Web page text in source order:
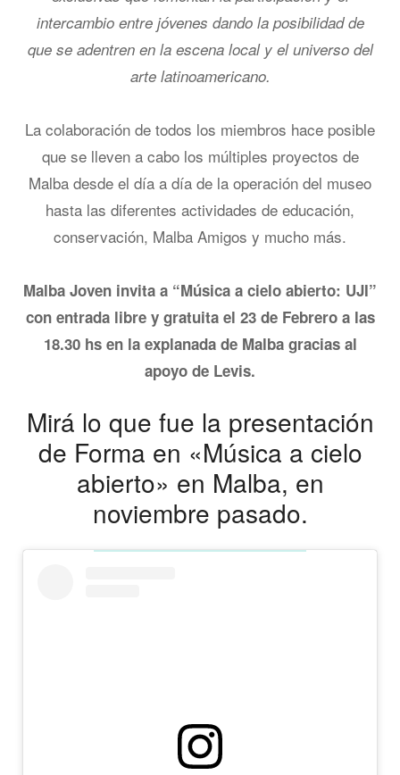
intercambio entre jóvenes dando la posibilidad de
que se adentren en la escena local y el universo del
arte latinoamericano.
La colaboración de todos los miembros hace posible
que se lleven a cabo los múltiples proyectos de
Malba desde el día a día de la operación del museo
hasta las diferentes actividades de educación,
conservación, Malba Amigos y mucho más.
Malba Joven invita a “Música a cielo abierto: UJI”
con entrada libre y gratuita el 23 de Febrero a las
18.30 hs en la explanada de Malba gracias al
apoyo de Levis.
Mirá lo que fue la presentación
de Forma en «Música a cielo
abierto» en Malba, en
noviembre pasado.